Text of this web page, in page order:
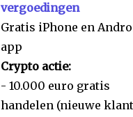
vergoedingen
Gratis iPhone en
app
Crypto actie:
- 10.000 euro gratis
handelen (nieuwe